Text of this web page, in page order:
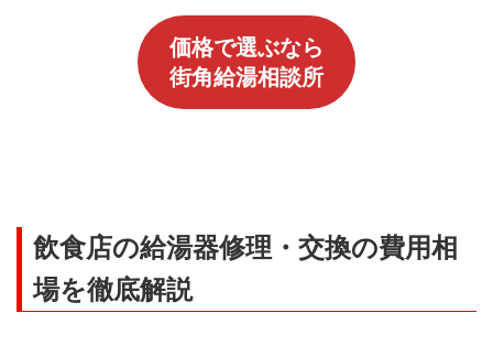
価格で選ぶなら
街角給湯相談所
飲食店の給湯器修理・交換の費用相
場を徹底解説